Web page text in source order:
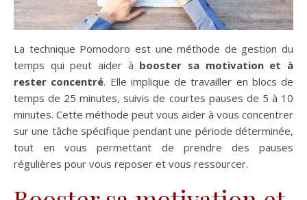
La technique Pomodoro est une méthode de gestion du
temps qui peut aider à booster sa motivation et à
rester concentré. Elle implique de travailler en blocs de
temps de 25 minutes, suivis de courtes pauses de 5 à 10
minutes. Cette méthode peut vous aider à vous concentrer
sur une tâche spécifique pendant une période déterminée,
tout en vous permettant de prendre des pauses
régulières pour vous reposer et vous ressourcer.